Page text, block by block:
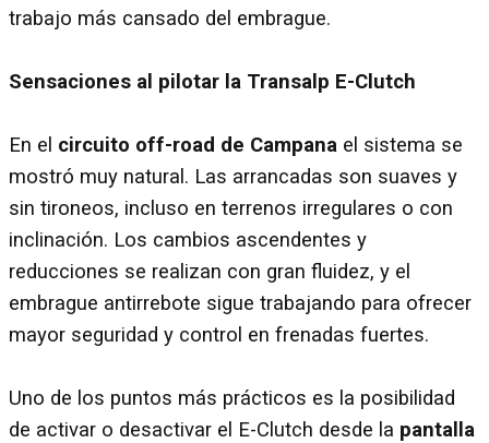
trabajo más cansado del embrague.
Sensaciones al pilotar la Transalp E-Clutch
En el circuito off-road de Campana el sistema se
mostró muy natural. Las arrancadas son suaves y
sin tironeos, incluso en terrenos irregulares o con
inclinación. Los cambios ascendentes y
reducciones se realizan con gran fluidez, y el
embrague antirrebote sigue trabajando para ofrecer
mayor seguridad y control en frenadas fuertes.
Uno de los puntos más prácticos es la posibilidad
de activar o desactivar el E-Clutch desde la pantalla